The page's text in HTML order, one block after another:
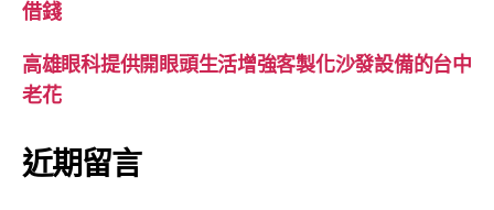
借錢
高雄眼科提供開眼頭生活增強客製化沙發設備的台中
老花
近期留言